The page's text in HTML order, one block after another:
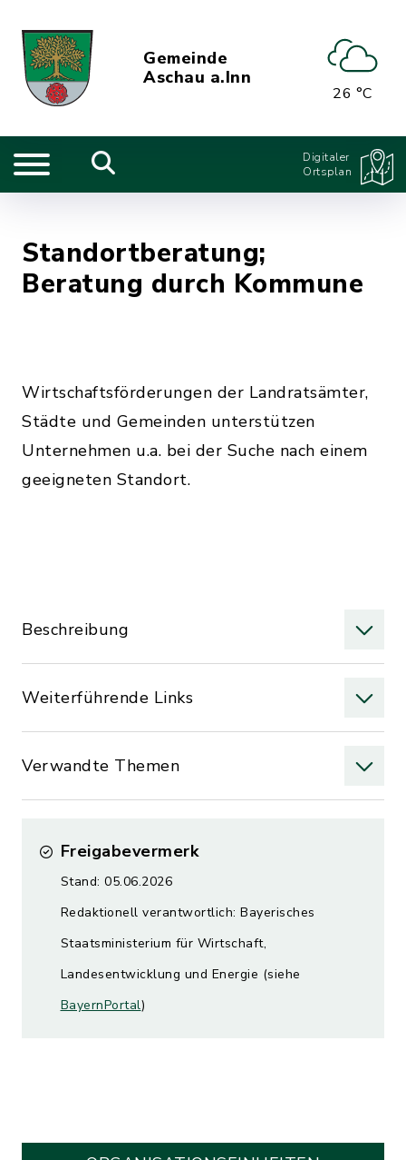
Gemeinde
Aschau a.Inn
26 °C
Digitaler
Ortsplan
Standortberatung;
Beratung durch Kommune
Wirtschaftsförderungen der Landratsämter,
Städte und Gemeinden unterstützen
Unternehmen u.a. bei der Suche nach einem
geeigneten Standort.
Beschreibung
Weiterführende Links
Verwandte Themen
Freigabevermerk
Stand: 05.06.2026
Redaktionell verantwortlich: Bayerisches
Staatsministerium für Wirtschaft,
Landesentwicklung und Energie (siehe
BayernPortal)